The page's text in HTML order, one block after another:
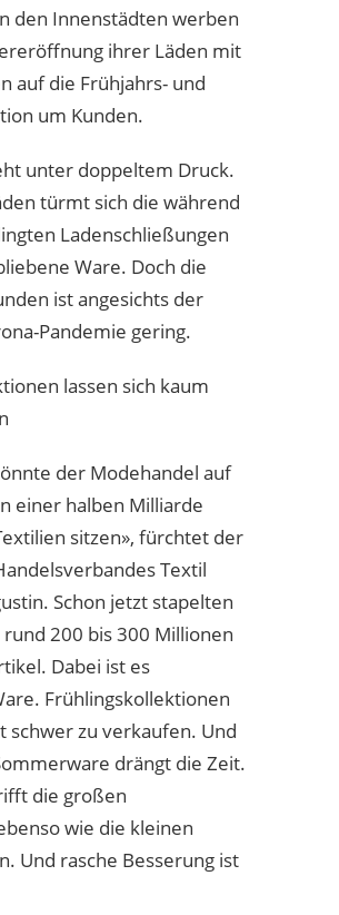
den Innenstädten werben
ihrer Läden mit
auf die Frühjahrs- und
um Kunden.
unter doppeltem Druck.
türmt sich die während
Ladenschließungen
Ware. Doch die
ist angesichts der
Pandemie gering.
lassen sich kaum
der Modehandel auf
einer halben Milliarde
sitzen», fürchtet der
Textil
Schon jetzt stapelten
200 bis 300 Millionen
Dabei ist es
Frühlingskollektionen
schwer zu verkaufen. Und
drängt die Zeit.
die großen
wie die kleinen
Und rasche Besserung ist